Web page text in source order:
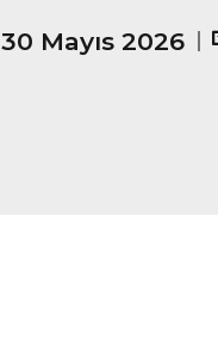
30 Mayıs 2026